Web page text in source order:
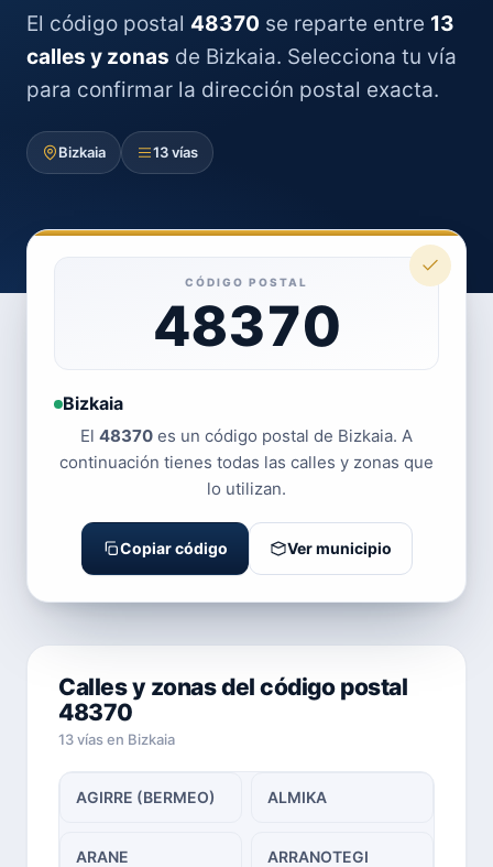
El código postal 48370 se reparte entre 13
calles y zonas de Bizkaia. Selecciona tu vía
para confirmar la dirección postal exacta.
Bizkaia 13 vías
CÓDIGO POSTAL
48370
Bizkaia
El 48370 es un código postal de Bizkaia. A
continuación tienes todas las calles y zonas que
lo utilizan.
Copiar código Ver municipio
Calles y zonas del código postal
48370
13 vías en Bizkaia
AGIRRE (BERMEO) ALMIKA
ARANE ARRANOTEGI